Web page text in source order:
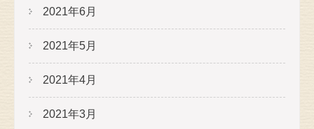
2021年6月
2021年5月
2021年4月
2021年3月